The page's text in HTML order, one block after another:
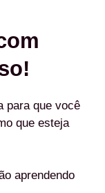
para que você
que esteja
aprendendo